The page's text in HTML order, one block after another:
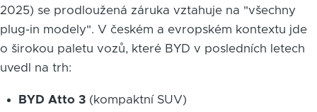
2025) se prodloužená záruka vztahuje na "všechny
plug-in modely". V českém a evropském kontextu jde
o širokou paletu vozů, které BYD v posledních letech
uvedl na trh:
BYD Atto 3(kompaktní SUV)